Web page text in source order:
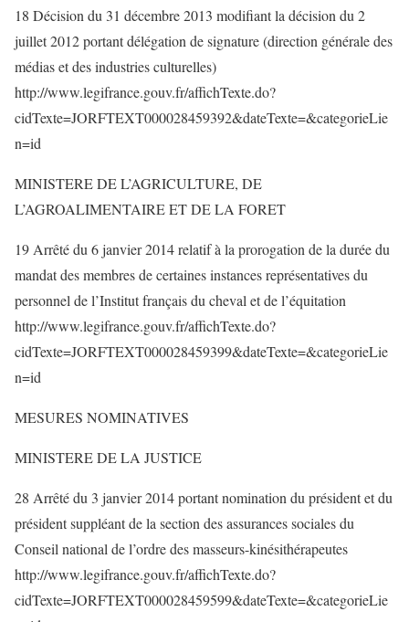
18 Décision du 31 décembre 2013 modifiant la décision du 2
juillet 2012 portant délégation de signature (direction générale des
médias et des industries culturelles)
http://www.legifrance.gouv.fr/affichTexte.do?
cidTexte=JORFTEXT000028459392&dateTexte=&categorieLie
n=id
MINISTERE DE L’AGRICULTURE, DE
L’AGROALIMENTAIRE ET DE LA FORET
19 Arrêté du 6 janvier 2014 relatif à la prorogation de la durée du
mandat des membres de certaines instances représentatives du
personnel de l’Institut français du cheval et de l’équitation
http://www.legifrance.gouv.fr/affichTexte.do?
cidTexte=JORFTEXT000028459399&dateTexte=&categorieLie
n=id
MESURES NOMINATIVES
MINISTERE DE LA JUSTICE
28 Arrêté du 3 janvier 2014 portant nomination du président et du
président suppléant de la section des assurances sociales du
Conseil national de l’ordre des masseurs-kinésithérapeutes
http://www.legifrance.gouv.fr/affichTexte.do?
cidTexte=JORFTEXT000028459599&dateTexte=&categorieLie